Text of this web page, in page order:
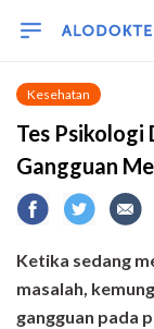
Kesehatan
Tes Psikologi
Gangguan
Ketika sedang
masalah,
gangguan pada